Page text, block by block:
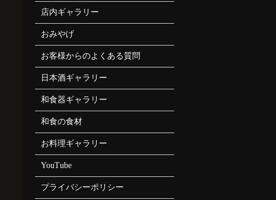
店内ギャラリー
おみやげ
お客様からのよくある質問
日本酒ギャラリー
和食器ギャラリー
和食の食材
お料理ギャラリー
YouTube
プライバシーポリシー